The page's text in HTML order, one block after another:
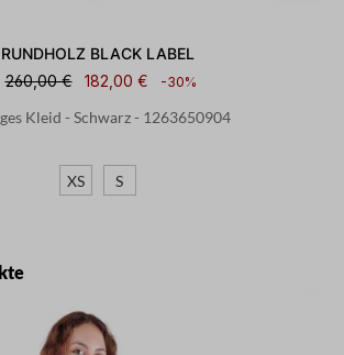
RUNDHOLZ BLACK LABEL
260,00 €
182,00 € -30%
Kleid - Schwarz - 1263650904
XS S